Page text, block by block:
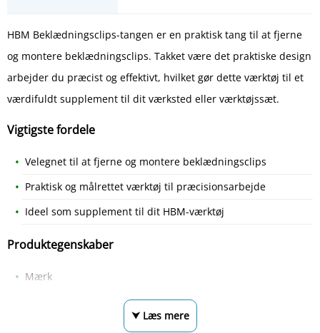
HBM Beklædningsclips-tangen er en praktisk tang til at fjerne
og montere beklædningsclips. Takket være det praktiske design
arbejder du præcist og effektivt, hvilket gør dette værktøj til et
værdifuldt supplement til dit værksted eller værktøjssæt.
Vigtigste fordele
Velegnet til at fjerne og montere beklædningsclips
Praktisk og målrettet værktøj til præcisionsarbejde
Ideel som supplement til dit HBM-værktøj
Produktegenskaber
Mærk
⮟ Læs mere